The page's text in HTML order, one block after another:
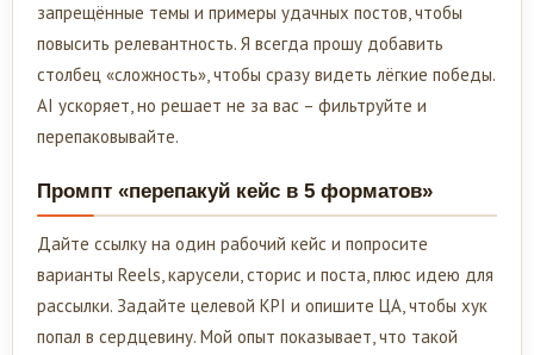
запрещённые темы и примеры удачных постов, чтобы
повысить релевантность. Я всегда прошу добавить
столбец «сложность», чтобы сразу видеть лёгкие победы.
AI ускоряет, но решает не за вас – фильтруйте и
перепаковывайте.
Промпт «перепакуй кейс в 5 форматов»
Дайте ссылку на один рабочий кейс и попросите
варианты Reels, карусели, сторис и поста, плюс идею для
рассылки. Задайте целевой KPI и опишите ЦА, чтобы хук
попал в сердцевину. Мой опыт показывает, что такой